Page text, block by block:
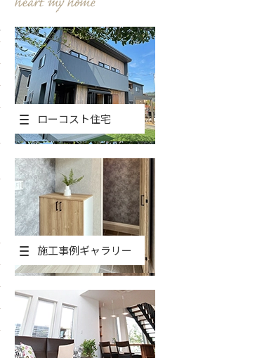
ローコスト住宅
施工事例ギャラリー